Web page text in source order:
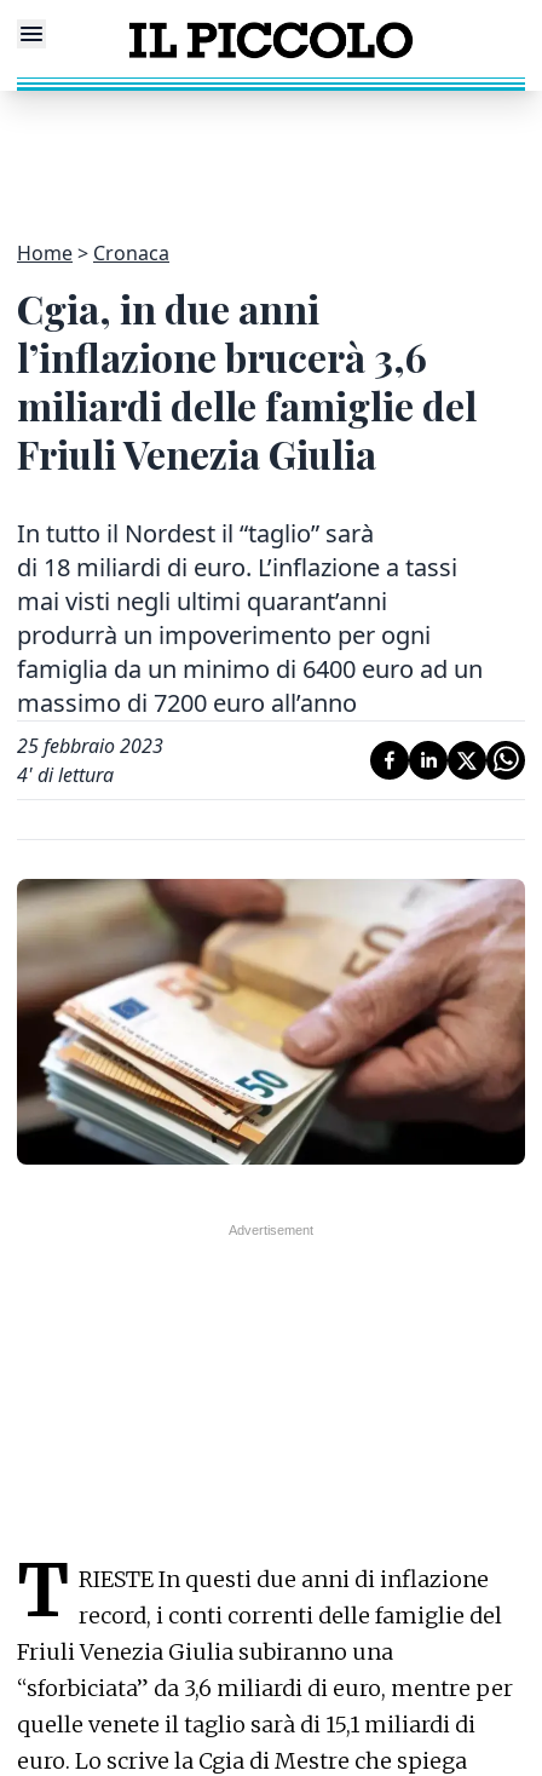
Home Cronaca
Cgia, in due anni
l’inflazione brucerà 3,6
miliardi delle famiglie del
Friuli Venezia Giulia
In tutto il Nordest il “taglio” sarà
di 18 miliardi di euro. L’inflazione a tassi
mai visti negli ultimi quarant’anni
produrrà un impoverimento per ogni
famiglia da un minimo di 6400 euro ad un
massimo di 7200 euro all’anno
25 febbraio 2023
4' di lettura
T RIESTE In questi due anni di inflazione
record, i conti correnti delle famiglie del
Friuli Venezia Giulia subiranno una
“sforbiciata” da 3,6 miliardi di euro, mentre per
quelle venete il taglio sarà di 15,1 miliardi di
euro. Lo scrive la Cgia di Mestre che spiega